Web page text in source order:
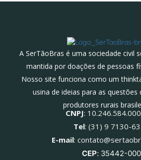
A SerTãoBras é uma sociedade civil
mantida por doações de pessoas
Nosso site funciona como um
usina de ideias para as questões
produtores rurais
CNPJ:
Tel: (31) 9 7130-
E-mail:
CEP: 35442-000